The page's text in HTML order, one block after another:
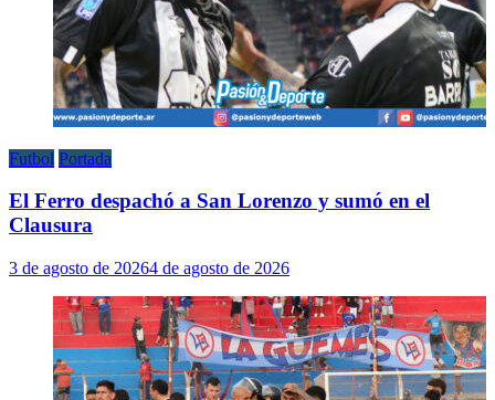
Futbol Portada
El Ferro despachó a San Lorenzo y sumó en el
Clausura
3 de agosto de 20264 de agosto de 2026